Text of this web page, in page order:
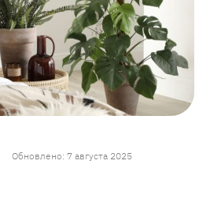
Обновлено: 7 августа 2025